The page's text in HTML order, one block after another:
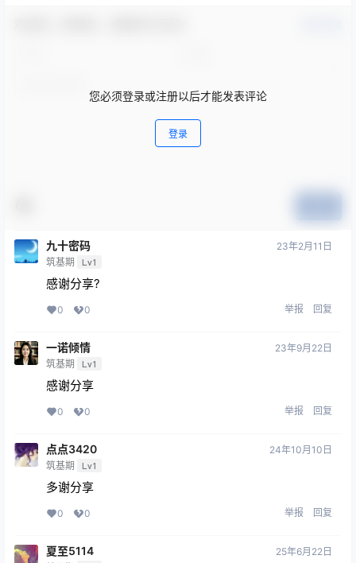
您必须登录或注册以后才能发表评论
登录
九十密码
筑基期 Lv1
23年2月11日
感谢分享?
0 0 举报 回复
一诺倾情
筑基期 Lv1
23年9月22日
感谢分享
0 0 举报 回复
点点3420
筑基期 Lv1
24年10月10日
多谢分享
0 0 举报 回复
夏至5114 25年6月22日